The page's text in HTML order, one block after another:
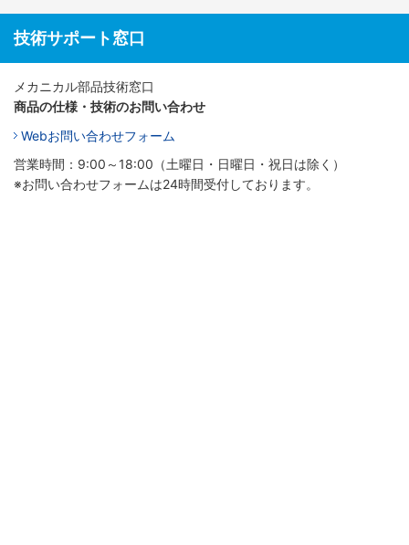
技術サポート窓口
メカニカル部品技術窓口
商品の仕様・技術のお問い合わせ
Webお問い合わせフォーム
営業時間：9:00～18:00（土曜日・日曜日・祝日は除く）
※お問い合わせフォームは24時間受付しております。